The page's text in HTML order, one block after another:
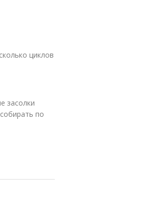
циклов
засолки
по